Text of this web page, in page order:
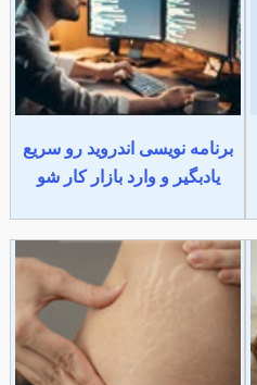
برنامه نویسی اندروید رو سریع
یادبگیر و وارد بازار کار شو